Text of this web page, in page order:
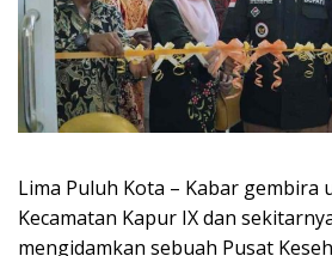
Lima Puluh Kota – Kabar gembira
Kecamatan Kapur IX dan
mengidamkan sebuah Pusat